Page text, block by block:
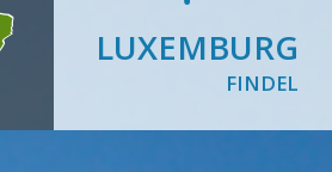
LUXEMBURG
FINDEL